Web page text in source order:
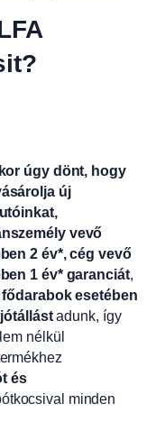
úgy dönt, hogy
új
vevő
2 év*, cég vevő
1 év* garanciát,
fődarabok esetében
adunk, így
nélkül
és
minden